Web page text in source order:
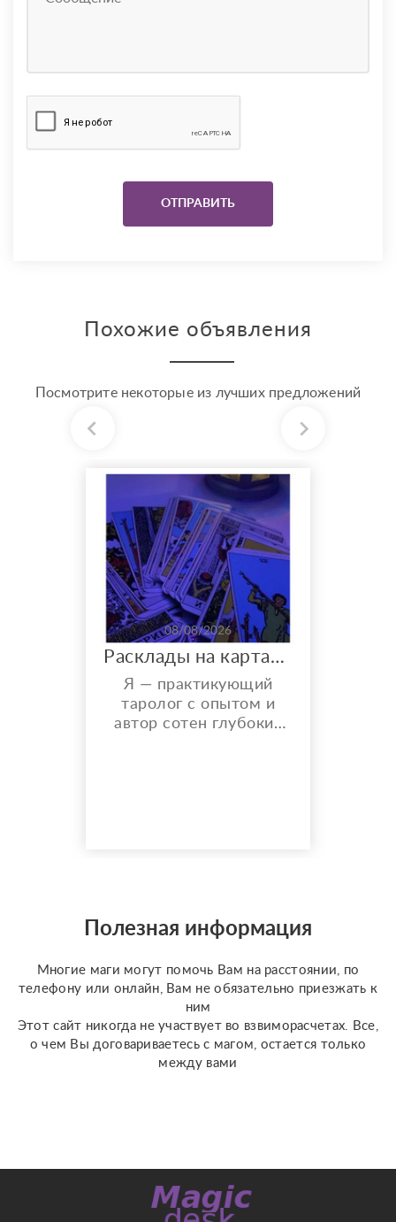
Похожие объявления
Посмотрите некоторые из лучших предложений
08/08/2026
Расклады на картах Таро. Таролог онлайн.
Я — практикующий
таролог с опытом и
автор сотен глубоких
конкретную задачу
(Классическое Таро
Таро ...
Полезная информация
Многие маги могут помочь Вам на расстоянии, по
телефону или онлайн, Вам не обязательно приезжать к
ним
Этот сайт никогда не участвует во взвиморасчетах. Все,
о чем Вы договариваетесь с магом, остается только
между вами